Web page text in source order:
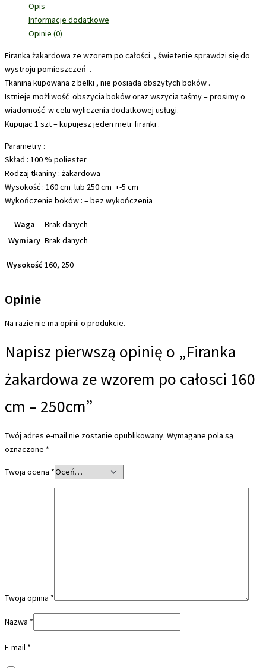
Opis
Informacje dodatkowe
Opinie (0)
Firanka żakardowa ze wzorem po całości , świetenie sprawdzi się do
wystroju pomieszczeń .
Tkanina kupowana z belki , nie posiada obszytych boków .
Istnieje możliwość obszycia boków oraz wszycia taśmy – prosimy o
wiadomość w celu wyliczenia dodatkowej usługi.
Kupując 1 szt – kupujesz jeden metr firanki .
Parametry :
Skład : 100 % poliester
Rodzaj tkaniny : żakardowa
Wysokość : 160 cm lub 250 cm +-5 cm
Wykończenie boków : – bez wykończenia
Waga
Brak danych
Wymiary Brak danych
Wysokość 160, 250
Opinie
Na razie nie ma opinii o produkcie.
Napisz pierwszą opinię o „Firanka
żakardowa ze wzorem po całosci 160
cm – 250cm”
Twój adres e-mail nie zostanie opublikowany. Wymagane pola są
oznaczone *
Twoja ocena *
Twoja opinia *
Nazwa *
E-mail *